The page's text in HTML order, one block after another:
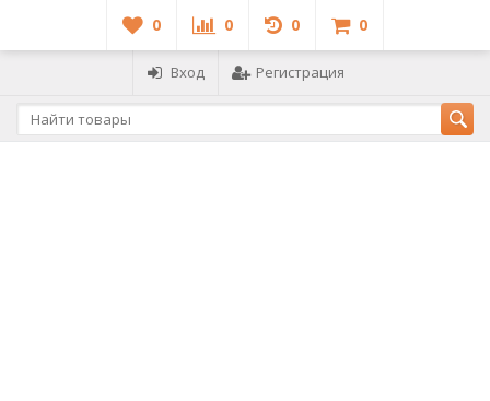
0 0 0 0
Вход Регистрация